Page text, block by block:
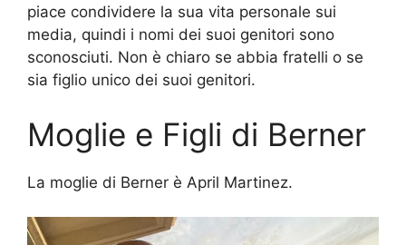
piace condividere la sua vita personale sui
media, quindi i nomi dei suoi genitori sono
sconosciuti. Non è chiaro se abbia fratelli o se
sia figlio unico dei suoi genitori.
Moglie e Figli di Berner
La moglie di Berner è April Martinez.